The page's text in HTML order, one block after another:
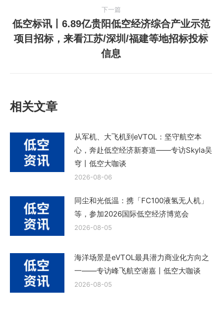
航
篇
文
章：
下一篇
下
一
低空标讯丨6.89亿贵阳低空经济综合产业示范
项目招标，来看江苏/深圳/福建等地招标投标
信息
相关文章
从军机、大飞机到eVTOL：坚守航空本
心，奔赴低空经济新赛道——专访Skyla吴
穹丨低空大咖谈
2026-08-06
同尘和光低温：携「FC100液氢无人机」
等，参加2026国际低空经济博览会
2026-08-05
海洋场景是eVTOL最具潜力商业化方向之
一——专访峰飞航空谢嘉丨低空大咖谈
2026-08-05